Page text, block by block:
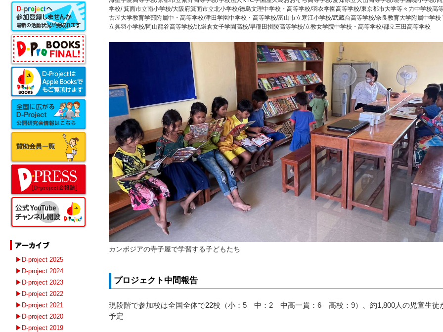
▶D-project 2025
▶D-project 2024
▶D-project 2023
▶D-project 2022
▶D-project 2021
▶D-project 2020
▶D-project 2019
学校/ 箕面市立南小学校/大阪府箕面市立北小学校/徳島文理中学校・高等学校/羽衣学園高等学校/東京都市大学等々力中学校高
古屋大学教育学部附属中・高等学校/津田学園中学校・高等学校/富山市立寒江小学校/武蔵台高等学校/奈良教育大学附属中学校
立呉羽小学校/岡山龍谷高等学校/北鎌倉女子学園高校/早稲田摂陵高等学校/立教女学院中学校・高等学校/都立三田高等学校
カンボジアの寺子屋で学習する子どもたち
プロジェクト中間報告
現段階で参加校は全国全体で22校（小：5 中：2 中高一貫：6 高校：9）、約1,800人の児童生徒
予定